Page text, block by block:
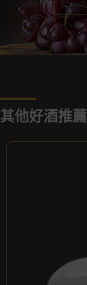
其他好酒推薦